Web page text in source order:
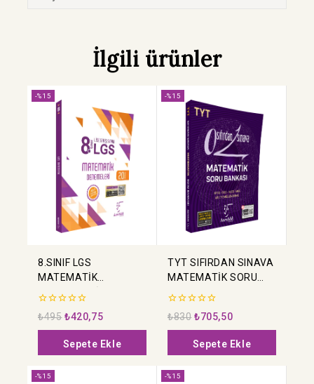
İlgili ürünler
-%15
8.SINIF LGS
MATEMATİK
DENEMELERİ
0
5
üzerinden
₺495 ₺420,75
Sepete Ekle
-%15
TYT SIFIRDAN SINAVA
MATEMATİK SORU
BANKASI
0
5
üzerinden
₺830 ₺705,50
Sepete Ekle
-%15 -%15